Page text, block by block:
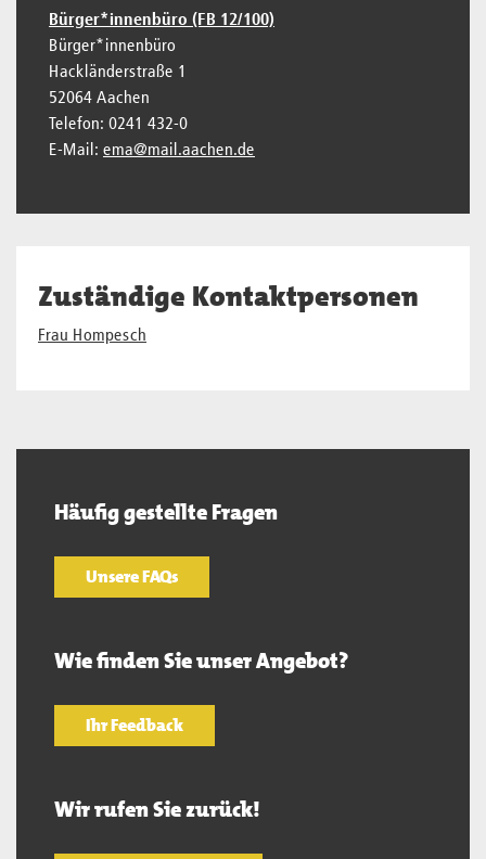
Bürger*innenbüro (FB 12/100)
Bürger*innenbüro
Hackländerstraße 1
52064 Aachen
Telefon: 0241 432-0
E-Mail: ema@mail.aachen.de
Zuständige Kontaktpersonen
Frau Hompesch
Häufig gestellte Fragen
Unsere FAQs
Wie finden Sie unser Angebot?
Ihr Feedback
Wir rufen Sie zurück!